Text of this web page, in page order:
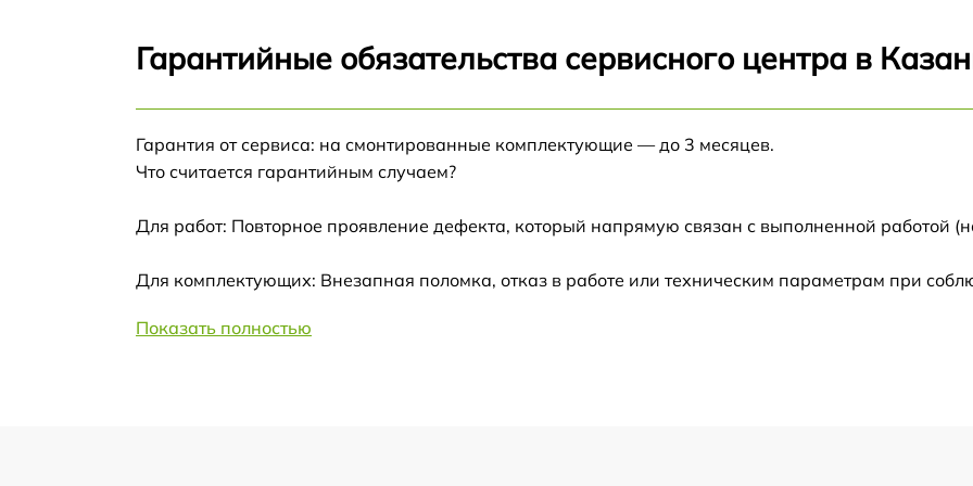
Калибровка и настройка тепловизора
Ремонт датчика синхроимпульсов от 60 мин
Ремонт оптики
Восстановление питания от 60 мин
Замена ключей управления от 60 мин
Гарантийные обязательства сервисного центра в
Гарантия от сервиса: на смонтированные комплектующие — до 3 месяцев.
Что считается гарантийным случаем?
Для работ: Повторное проявление дефекта, который напрямую связан с выполненной работой
Для комплектующих: Внезапная поломка, отказ в работе или техническим параметрам при
Показать полностью